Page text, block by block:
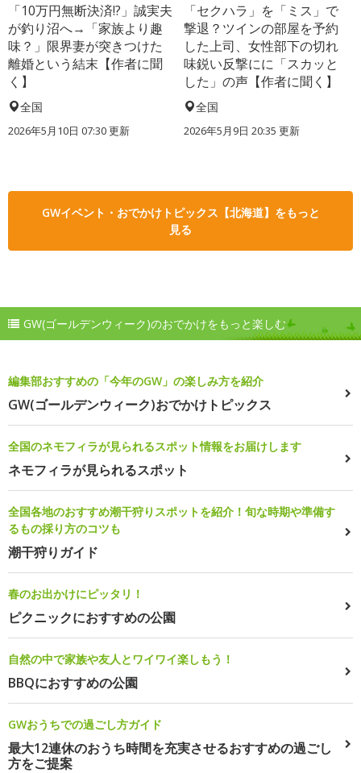
「10万円無断決済!?」誠実夫
が釣り沼へ→「家族より趣
味？」限界妻が突きつけた
離婚という結末【作者に聞
く】
全国
2026年5月10日 07:30 更新
「セクハラ」を「ミス」で
撃退？ツインの部屋を予約
した上司、女性部下の切れ
味鋭い反撃にに「スカッと
した」の声【作者に聞く】
全国
2026年5月9日 20:35 更新
GWイベント・おでかけトピックス【北海道】をもっと
見る
GW(ゴールデンウィーク)のおでかけをもっと楽しむ
編集部おすすめの「今年のGW」の楽しみ方を紹介
GW(ゴールデンウィーク)おでかけトピックス
全国のネモフィラが見られるスポット情報をお届けします
ネモフィラが見られるスポット
全国各地のおすすめ潮干狩りスポットを紹介！旬な時期や準備す
るもの採り方のコツも
潮干狩りガイド
春のお出かけにピッタリ！
ピクニックにおすすめの公園
自然の中で家族や友人とワイワイ楽しもう！
BBQにおすすめの公園
GWおうちでの過ごし方ガイド
最大12連休のおうち時間を充実させるおすすめの過ごし
方をご提案